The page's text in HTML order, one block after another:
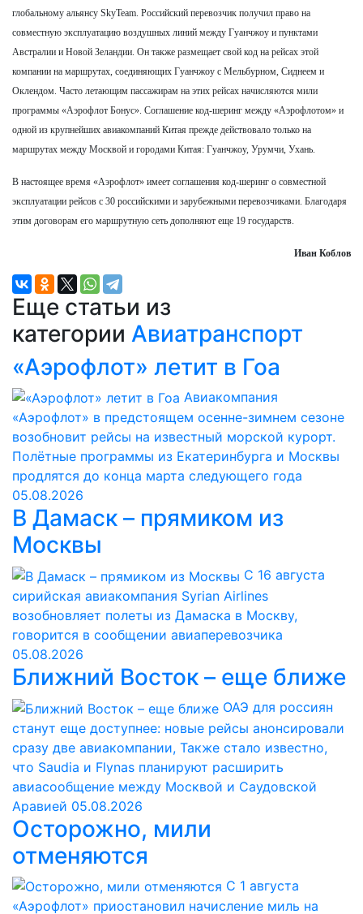
глобальному альянсу SkyTeam. Российский перевозчик получил право на
совместную эксплуатацию воздушных линий между Гуанчжоу и пунктами
Австралии и Новой Зеландии. Он также размещает свой код на рейсах этой
компании на маршрутах, соединяющих Гуанчжоу с Мельбурном, Сиднеем и
Оклендом. Часто летающим пассажирам на этих рейсах начисляются мили
программы «Аэрофлот Бонус». Соглашение код-шеринг между «Аэрофлотом» и
одной из крупнейших авиакомпаний Китая прежде действовало только на
маршрутах между Москвой и городами Китая: Гуанчжоу, Урумчи, Ухань.
В настоящее время «Аэрофлот» имеет соглашения код-шеринг о совместной
эксплуатации рейсов с 30 российскими и зарубежными перевозчиками. Благодаря
этим договорам его маршрутную сеть дополняют еще 19 государств.
Иван Коблов
Еще статьи из
категории Авиатранспорт
«Аэрофлот» летит в Гоа
Авиакомпания
«Аэрофлот» в предстоящем осенне-зимнем сезоне
возобновит рейсы на известный морской курорт.
Полётные программы из Екатеринбурга и Москвы
продлятся до конца марта следующего года
05.08.2026
В Дамаск – прямиком из
Москвы
С 16 августа
сирийская авиакомпания Syrian Airlines
возобновляет полеты из Дамаска в Москву,
говорится в сообщении авиаперевозчика
05.08.2026
Ближний Восток – еще ближе
ОАЭ для россиян
станут еще доступнее: новые рейсы анонсировали
сразу две авиакомпании, Также стало известно,
что Saudia и Flynas планируют расширить
авиасообщение между Москвой и Саудовской
Аравией 05.08.2026
Осторожно, мили
отменяются
С 1 августа
«Аэрофлот» приостановил начисление миль на